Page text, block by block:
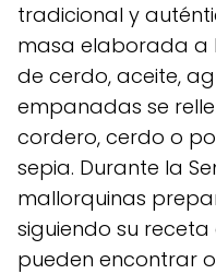
tradicional y
masa elaborada a
de cerdo, aceite,
empanadas se
cordero, cerdo o
sepia. Durante la
mallorquinas
siguiendo su receta
pueden encontrar